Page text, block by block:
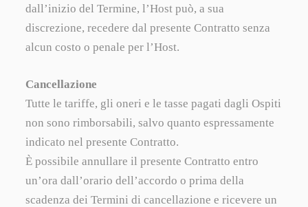
dall’inizio del Termine, l’Host può, a sua
discrezione, recedere dal presente Contratto senza
alcun costo o penale per l’Host.
Cancellazione
Tutte le tariffe, gli oneri e le tasse pagati dagli Ospiti
non sono rimborsabili, salvo quanto espressamente
indicato nel presente Contratto.
È possibile annullare il presente Contratto entro
un’ora dall’orario dell’accordo o prima della
scadenza dei Termini di cancellazione e ricevere un